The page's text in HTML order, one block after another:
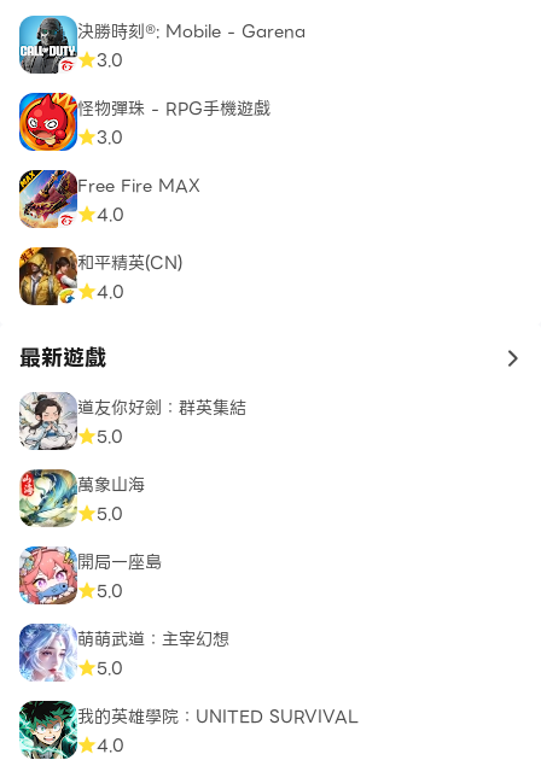
決勝時刻®: Mobile - Garena
3.0
怪物彈珠 - RPG手機遊戲
3.0
Free Fire MAX
4.0
和平精英(CN)
4.0
最新遊戲 to
道友你好劍：群英集結
5.0
萬象山海
5.0
開局一座島
5.0
萌萌武道：主宰幻想
5.0
我的英雄學院：UNITED SURVIVAL
4.0